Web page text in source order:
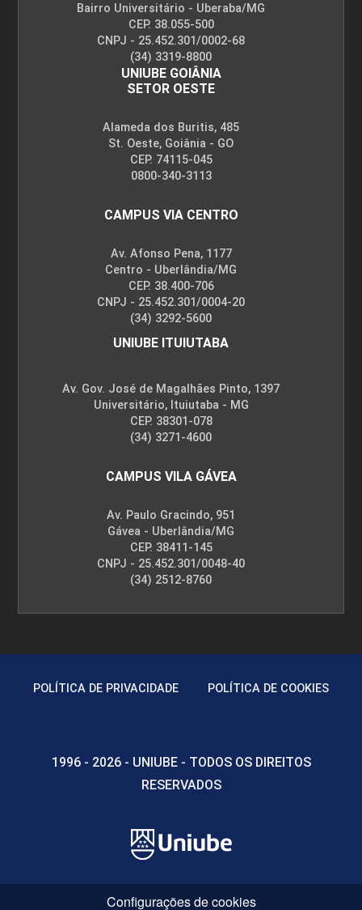
Bairro Universitário - Uberaba/MG
CEP. 38.055-500
CNPJ - 25.452.301/0002-68
(34) 3319-8800
UNIUBE GOIÂNIA
SETOR OESTE
Alameda dos Buritis, 485
St. Oeste, Goiânia - GO
CEP. 74115-045
0800-340-3113
CAMPUS VIA CENTRO
Av. Afonso Pena, 1177
Centro - Uberlândia/MG
CEP. 38.400-706
CNPJ - 25.452.301/0004-20
(34) 3292-5600
UNIUBE ITUIUTABA
Av. Gov. José de Magalhães Pinto, 1397
Universitário, Ituiutaba - MG
CEP. 38301-078
(34) 3271-4600
CAMPUS VILA GÁVEA
Av. Paulo Gracindo, 951
Gávea - Uberlândia/MG
CEP. 38411-145
CNPJ - 25.452.301/0048-40
(34) 2512-8760
POLÍTICA DE PRIVACIDADE POLÍTICA DE COOKIES
1996 - 2026 - UNIUBE - TODOS OS DIREITOS
RESERVADOS
Configurações de cookies